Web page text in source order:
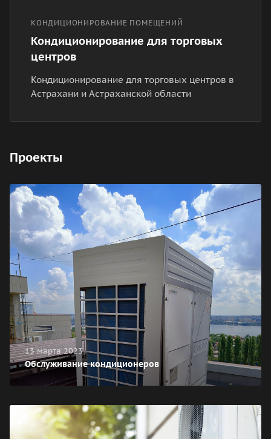
КОНДИЦИОНИРОВАНИЕ ПОМЕЩЕНИЙ
Кондиционирование для торговых
центров
Кондиционирование для торговых центров в
Астрахани и Астраханской области
Проекты
13 марта 2023
Обслуживание кондиционеров